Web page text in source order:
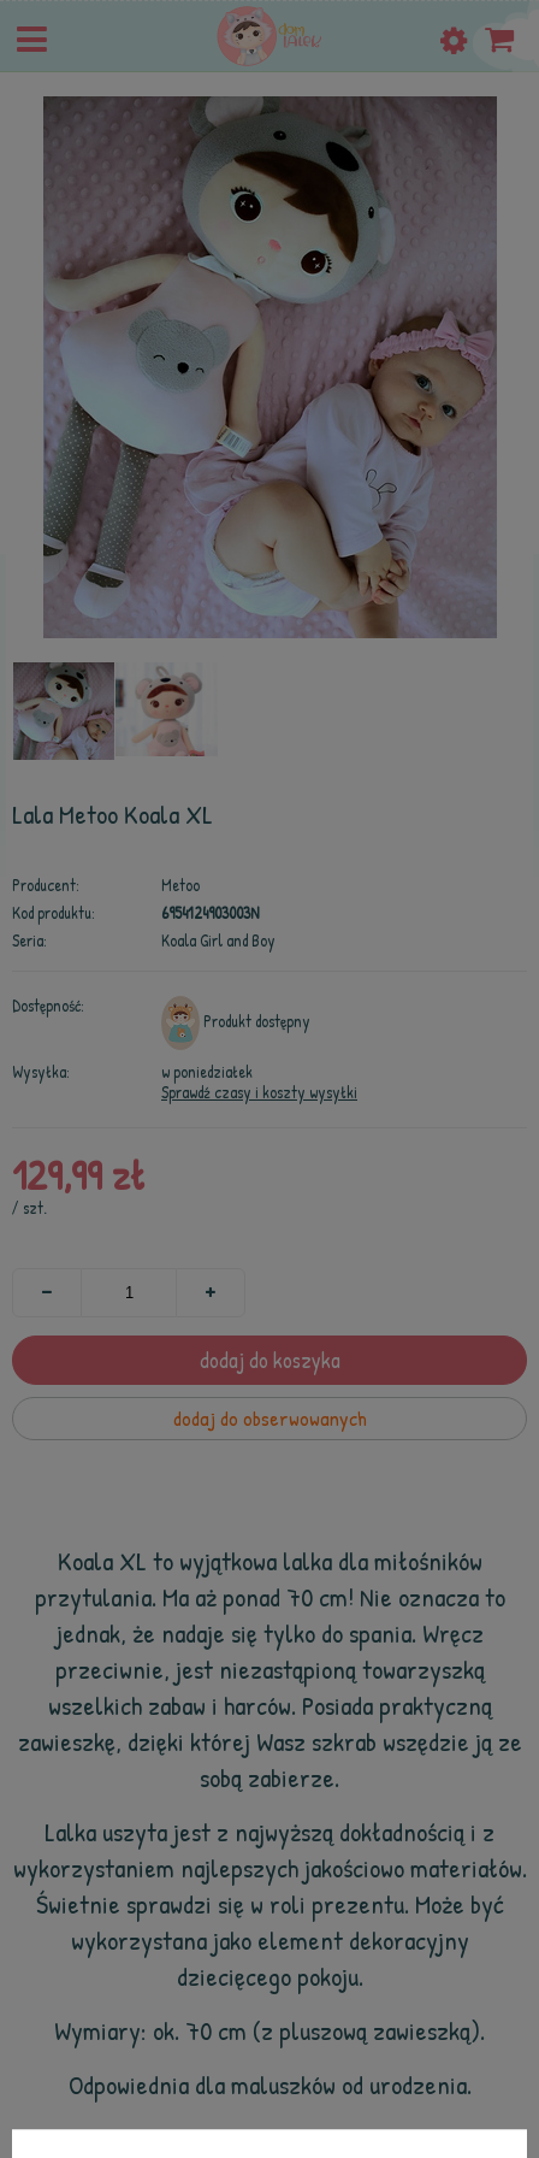
Lala Metoo Koala XL
Producent:
Metoo
Kod produktu:
6954124903003N
Seria:
Koala Girl and Boy
Dostępność:
Produkt dostępny
Wysyłka:
w poniedziałek
Sprawdź czasy i koszty wysyłki
129,99 zł
/ szt.
dodaj do koszyka
dodaj do obserwowanych
Koala XL to wyjątkowa lalka dla miłośników
przytulania. Ma aż ponad 70 cm! Nie oznacza to
jednak, że nadaje się tylko do spania. Wręcz
przeciwnie, jest niezastąpioną towarzyszką
wszelkich zabaw i harców. Posiada praktyczną
zawieszkę, dzięki której Wasz szkrab wszędzie ją ze
sobą zabierze.
Lalka uszyta jest z najwyższą dokładnością i z
wykorzystaniem najlepszych jakościowo materiałów.
Świetnie sprawdzi się w roli prezentu. Może być
wykorzystana jako element dekoracyjny
dziecięcego pokoju.
Wymiary: ok. 70 cm (z pluszową zawieszką).
Odpowiednia dla maluszków od urodzenia.